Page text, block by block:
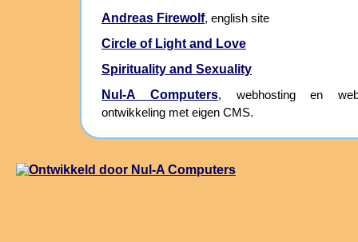
Andreas Firewolf, english site
Circle of Light and Love
Spirituality and Sexuality
Nul-A Computers, webhosting en
ontwikkeling met eigen CMS.